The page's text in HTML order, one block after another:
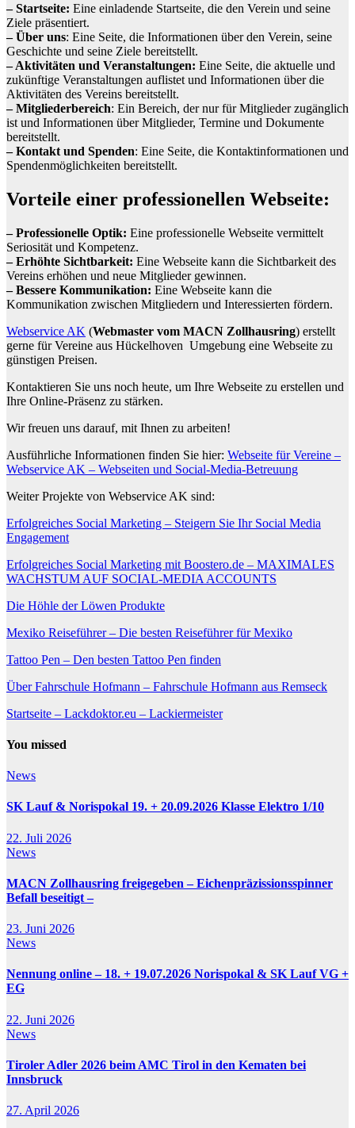
– Startseite: Eine einladende Startseite, die den Verein und seine
Ziele präsentiert.
– Über uns: Eine Seite, die Informationen über den Verein, seine
Geschichte und seine Ziele bereitstellt.
– Aktivitäten und Veranstaltungen: Eine Seite, die aktuelle und
zukünftige Veranstaltungen auflistet und Informationen über die
Aktivitäten des Vereins bereitstellt.
– Mitgliederbereich: Ein Bereich, der nur für Mitglieder zugänglich
ist und Informationen über Mitglieder, Termine und Dokumente
bereitstellt.
– Kontakt und Spenden: Eine Seite, die Kontaktinformationen und
Spendenmöglichkeiten bereitstellt.
Vorteile einer professionellen Webseite:
– Professionelle Optik: Eine professionelle Webseite vermittelt
Seriosität und Kompetenz.
– Erhöhte Sichtbarkeit: Eine Webseite kann die Sichtbarkeit des
Vereins erhöhen und neue Mitglieder gewinnen.
– Bessere Kommunikation: Eine Webseite kann die
Kommunikation zwischen Mitgliedern und Interessierten fördern.
Webservice AK (Webmaster vom MACN Zollhausring) erstellt
gerne für Vereine aus Hückelhoven Umgebung eine Webseite zu
günstigen Preisen.
Kontaktieren Sie uns noch heute, um Ihre Webseite zu erstellen und
Ihre Online-Präsenz zu stärken.
Wir freuen uns darauf, mit Ihnen zu arbeiten!
Ausführliche Informationen finden Sie hier: Webseite für Vereine –
Webservice AK – Webseiten und Social-Media-Betreuung
Weiter Projekte von Webservice AK sind:
Erfolgreiches Social Marketing – Steigern Sie Ihr Social Media
Engagement
Erfolgreiches Social Marketing mit Boostero.de – MAXIMALES
WACHSTUM AUF SOCIAL-MEDIA ACCOUNTS
Die Höhle der Löwen Produkte
Mexiko Reiseführer – Die besten Reiseführer für Mexiko
Tattoo Pen – Den besten Tattoo Pen finden
Über Fahrschule Hofmann – Fahrschule Hofmann aus Remseck
Startseite – Lackdoktor.eu – Lackiermeister
You missed
News
SK Lauf & Norispokal 19. + 20.09.2026 Klasse Elektro 1/10
22. Juli 2026
News
MACN Zollhausring freigegeben – Eichenpräzissionsspinner
Befall beseitigt –
23. Juni 2026
News
Nennung online – 18. + 19.07.2026 Norispokal & SK Lauf VG +
EG
22. Juni 2026
News
Tiroler Adler 2026 beim AMC Tirol in den Kematen bei
Innsbruck
27. April 2026